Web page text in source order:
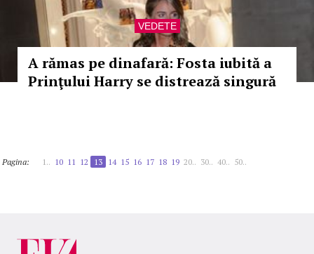
VEDETE
A rămas pe dinafară: Fosta iubită a
Prinţului Harry se distrează singură
Pagina: 1.. 10 11 12 13 14 15 16 17 18 19 20.. 30.. 40.. 50..